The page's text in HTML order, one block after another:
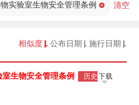
官网)同步公布
实验室生物安全管理条例 清空
相似度 公布日期 施行日期
室生物安全管理条例 历史 下载